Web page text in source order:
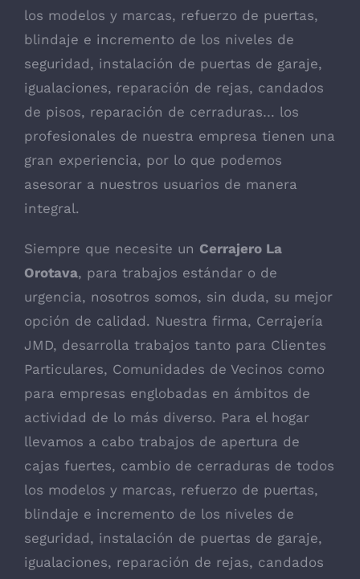
los modelos y marcas, refuerzo de puertas,
blindaje e incremento de los niveles de
seguridad, instalación de puertas de garaje,
igualaciones, reparación de rejas, candados
de pisos, reparación de cerraduras… los
profesionales de nuestra empresa tienen una
gran experiencia, por lo que podemos
asesorar a nuestros usuarios de manera
integral.
Siempre que necesite un Cerrajero La
Orotava, para trabajos estándar o de
urgencia, nosotros somos, sin duda, su mejor
opción de calidad. Nuestra firma, Cerrajería
JMD, desarrolla trabajos tanto para Clientes
Particulares, Comunidades de Vecinos como
para empresas englobadas en ámbitos de
actividad de lo más diverso. Para el hogar
llevamos a cabo trabajos de apertura de
cajas fuertes, cambio de cerraduras de todos
los modelos y marcas, refuerzo de puertas,
blindaje e incremento de los niveles de
seguridad, instalación de puertas de garaje,
igualaciones, reparación de rejas, candados